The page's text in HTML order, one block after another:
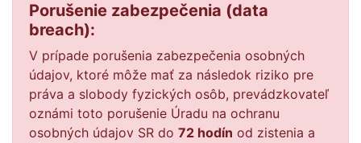
Porušenie zabezpečenia (data
breach):
V prípade porušenia zabezpečenia osobných
údajov, ktoré môže mať za následok riziko pre
práva a slobody fyzických osôb, prevádzkovateľ
oznámi toto porušenie Úradu na ochranu
osobných údajov SR do 72 hodín od zistenia a